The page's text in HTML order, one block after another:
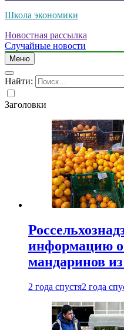
Школа экономики
Новостная рассылка
Случайные новости
Меню
Найти:
Заголовки
информацию о
мандаринов
2 года спустя2 года